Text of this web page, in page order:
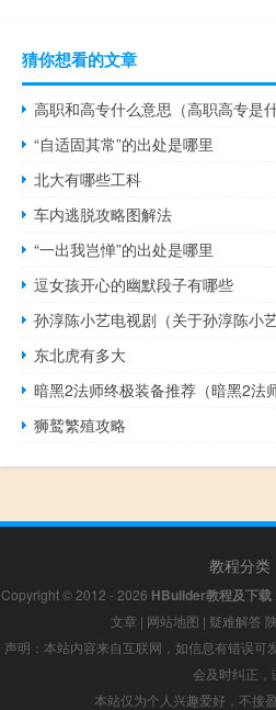
猜你想看的文章
高职和高专什么意思（高职高专是
“自适固其常”的出处是哪里
北大有哪些工科
车内逃脱攻略图解法
“一出我岂惮”的出处是哪里
逗女孩开心的幽默段子有哪些
孙淳陈小艺电视剧（关于孙淳陈小
东北虎有多大
暗黑2法师终极装备推荐（暗黑2法
狮鹫繁殖攻略
教程分类
Copyright © 2012 - 2026 HBuilder教程及下载
文章 | 网站地图 | 疑难解答
声明：本站内容来自互联网，如信息有错误可
会及时纠正，
本站仅为个人兴趣爱好，不接